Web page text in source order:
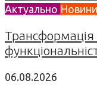
Актуально Новини
Трансформація
06.08.2026